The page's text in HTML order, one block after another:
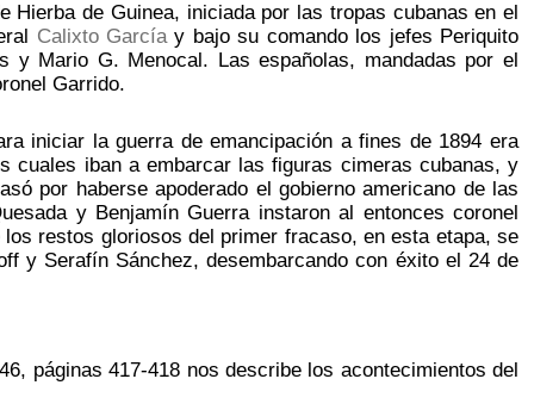
de Guinea, iniciada por las tropas cubanas en el
Calixto Garcíay bajo su comando los jefes Periquito
y Mario G. Menocal. Las españolas, mandadas por el
Garrido.
iniciar la guerra de emancipación a fines de 1894 era
cuales iban a embarcar las figuras cimeras cubanas, y
por haberse apoderado el gobierno americano de las
y Benjamín Guerra instaron al entonces coronel
restos gloriosos del primer fracaso, en esta etapa, se
y Serafín Sánchez, desembarcando con éxito el 24 de
páginas 417-418 nos describe los acontecimientos del